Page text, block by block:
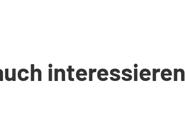
interessieren